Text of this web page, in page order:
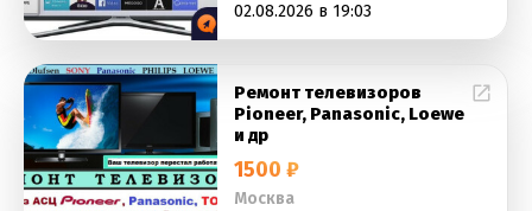
02.08.2026 в 19:03
Ремонт телевизоров
Pioneer, Panasonic, Loewe
и др
1500 ₽
Москва